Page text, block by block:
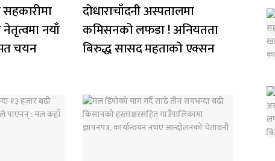
सहकारीमा
नयाँ
चयन
दोधाराचाँदनी अस्पतालमा
कमिसनको लफडा ! अनियतता
बिरुद्ध सासद महताको एक्सन